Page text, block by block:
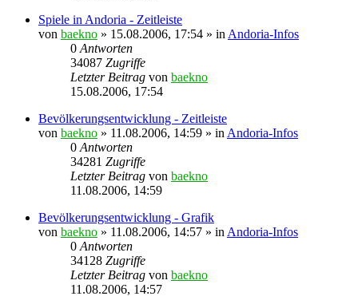
Spiele in Andoria - Zeitleiste
von baekno » 15.08.2006, 17:54 » in Andoria-Infos
0 Antworten
34087 Zugriffe
Letzter Beitrag von baekno
15.08.2006, 17:54
Bevölkerungsentwicklung - Zeitleiste
von baekno » 11.08.2006, 14:59 » in Andoria-Infos
0 Antworten
34281 Zugriffe
Letzter Beitrag von baekno
11.08.2006, 14:59
Bevölkerungsentwicklung - Grafik
von baekno » 11.08.2006, 14:57 » in Andoria-Infos
0 Antworten
34128 Zugriffe
Letzter Beitrag von baekno
11.08.2006, 14:57